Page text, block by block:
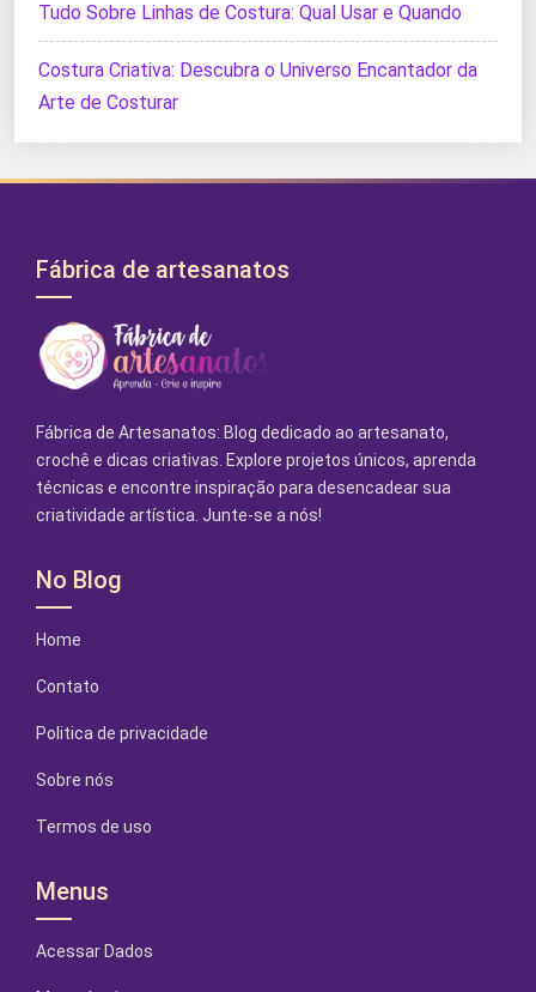
Tudo Sobre Linhas de Costura: Qual Usar e Quando
Costura Criativa: Descubra o Universo Encantador da
Arte de Costurar
Fábrica de artesanatos
Fábrica de Artesanatos: Blog dedicado ao artesanato,
crochê e dicas criativas. Explore projetos únicos, aprenda
técnicas e encontre inspiração para desencadear sua
criatividade artística. Junte-se a nós!
No Blog
Home
Contato
Politica de privacidade
Sobre nós
Termos de uso
Menus
Acessar Dados